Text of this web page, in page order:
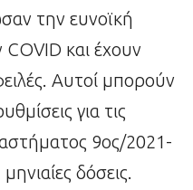
την ευνοϊκή
και έχουν
Αυτοί μπορούν
για τις
9ος/2021-
δόσεις.